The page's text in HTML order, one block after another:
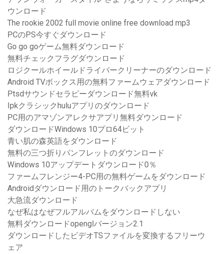
ウンロード
The rookie 2002 full movie online free download mp3
PCのPS今すぐダウンロード
Go go goゲーム無料ダウンロード
無料チェックフラグダウンロード
ロジクールホイールドライバークリーナーのダウンロード
Android TVボックス用の無料ファームウェアダウンロード
Ptsdサウンドセラピーダウンロード無料vk
Ipkクラシックhuluアプリのダウンロード
PC用のアマゾンアレクサアプリ無料ダウンロード
ダウンロードWindows 10プロ64ビット
青い肌の森英語をダウンロード
無料の三つ折りパンフレットのダウンロード
Windows 10アップデートダウンロード0％
ファームフレンジー4-PC用の無料ゲームをダウンロード
Androidダウンロード用のトークバックアプリ
大急流ダウンロード
なぜ私はなぜフルアルバムをダウンロードしない
無料ダウンロードopenglバージョン2.1
ダウンロードしたビデオTSファイルを変換するフリーウ
ェア